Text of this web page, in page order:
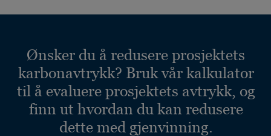
Ønsker du å redusere prosjektets
karbonavtrykk? Bruk vår kalkulator
til å evaluere prosjektets avtrykk, og
finn ut hvordan du kan redusere
dette med gjenvinning.